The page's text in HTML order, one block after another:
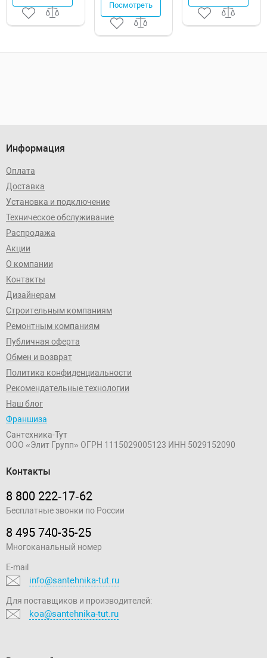
Посмотреть
Информация
Оплата
Доставка
Установка и подключение
Техническое обслуживание
Распродажа
Акции
О компании
Контакты
Дизайнерам
Строительным компаниям
Ремонтным компаниям
Публичная оферта
Обмен и возврат
Политика конфиденциальности
Рекомендательные технологии
Наш блог
Франшиза
Сантехника-Тут
ООО «Элит Групп» ОГРН 1115029005123 ИНН 5029152090
Контакты
8 800 222‑17‑62
Бесплатные звонки по России
8 495 740-35-25
Многоканальный номер
E-mail
info@santehnika-tut.ru
Для поставщиков и производителей:
koa@santehnika-tut.ru